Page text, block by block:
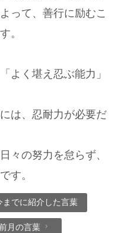
って、善行に励むこ
。
よく堪え忍ぶ能力」
は、忍耐力が必要だ
々の努力を怠らず、
す。
までに紹介した言葉
月の言葉